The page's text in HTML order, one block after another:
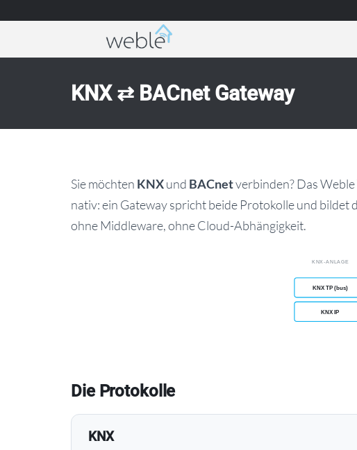
Weble — Industrielle IoT-Gateways & Gebäudeautomation
KNX ⇄ BACnet Gateway
Sie möchten KNXund BACnetverbinden? Das
nativ: ein Gateway spricht beide Protokolle und bildet
ohne Middleware, ohne Cloud-Abhängigkeit.
Die Protokolle
KNX